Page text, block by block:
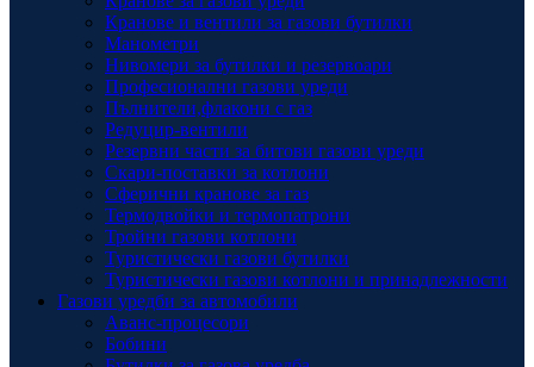
Кранове и вентили за газови бутилки
Манометри
Нивомери за бутилки и резервоари
Професионални газови уреди
Пълнители,флакони с газ
Редуцир-вентили
Резервни части за битови газови уреди
Скари-поставки за котлони
Сферични кранове за газ
Термодвойки и термопатрони
Тройни газови котлони
Туристически газови бутилки
Туристически газови котлони и принадлежности
Газови уредби за автомобили
Аванс-процесори
Бобини